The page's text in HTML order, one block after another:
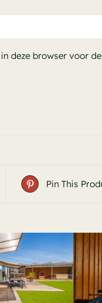
deze browser voor
Pin This